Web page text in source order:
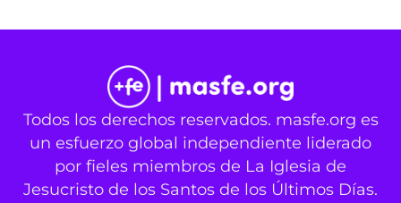
Todos los derechos reservados. masfe.org es
un esfuerzo global independiente liderado
por fieles miembros de La Iglesia de
Jesucristo de los Santos de los Últimos Días.